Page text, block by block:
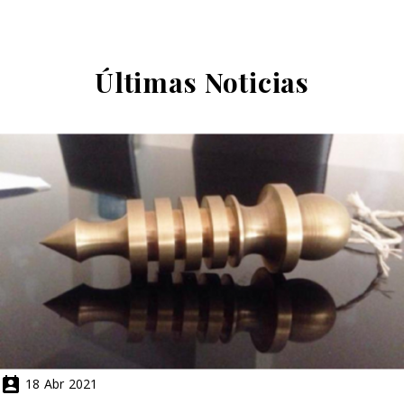
Últimas Noticias
 18 Abr 2021
tigre. Se ve que ayer les enseño a todos sus compañeros
MARIO -
Mil gracias a la vida por haberte puesto en mi camino y
haber dedicado unas horas de tu vida en transformar la
mía. Mil Gracias por todo Cristina. Estaremos en
contacto si o si, en esta vida y en las siguientes. Un